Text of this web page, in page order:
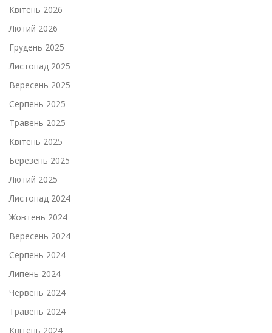
Квітень 2026
Лютий 2026
Грудень 2025
Листопад 2025
Вересень 2025
Серпень 2025
Травень 2025
Квітень 2025
Березень 2025
Лютий 2025
Листопад 2024
Жовтень 2024
Вересень 2024
Серпень 2024
Липень 2024
Червень 2024
Травень 2024
Квітень 2024